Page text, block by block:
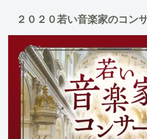
２０２０若い音楽家のコン